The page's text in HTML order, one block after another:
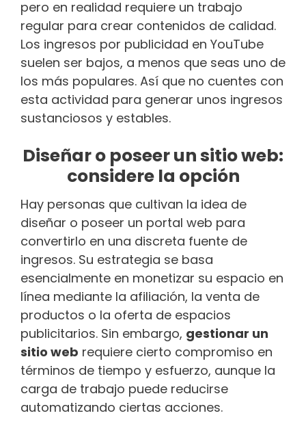
pero en realidad requiere un trabajo
regular para crear contenidos de calidad.
Los ingresos por publicidad en YouTube
suelen ser bajos, a menos que seas uno de
los más populares. Así que no cuentes con
esta actividad para generar unos ingresos
sustanciosos y estables.
Diseñar o poseer un sitio web:
considere la opción
Hay personas que cultivan la idea de
diseñar o poseer un portal web para
convertirlo en una discreta fuente de
ingresos. Su estrategia se basa
esencialmente en monetizar su espacio en
línea mediante la afiliación, la venta de
productos o la oferta de espacios
publicitarios. Sin embargo, gestionar un
sitio web requiere cierto compromiso en
términos de tiempo y esfuerzo, aunque la
carga de trabajo puede reducirse
automatizando ciertas acciones.